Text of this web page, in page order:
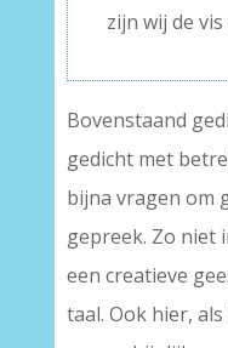
zijn wij de
Bovenstaand
gedicht met
bijna vragen om
gepreek. Zo niet
een creatieve
taal. Ook hier,